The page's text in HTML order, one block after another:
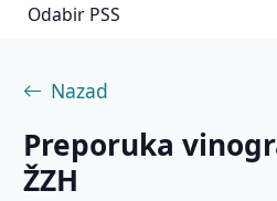
Odabir PSS
Nazad
Preporuka
ŽZH